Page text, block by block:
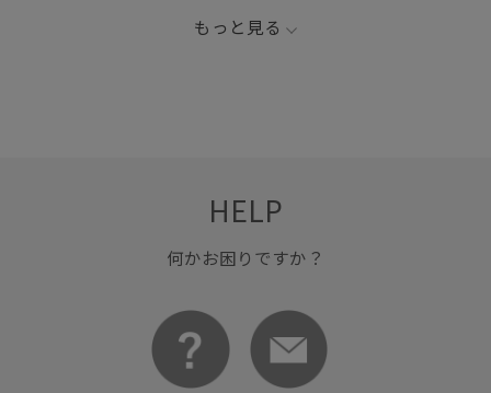
もっと見る
HELP
何かお困りですか？